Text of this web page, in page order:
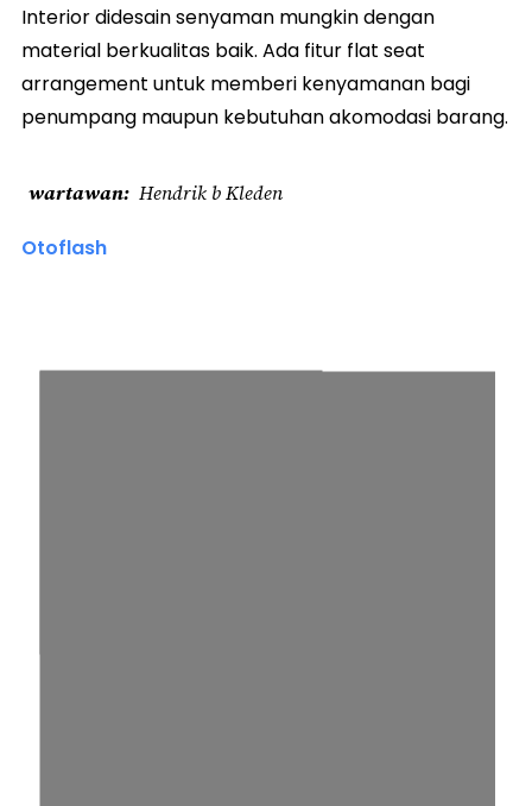
Interior didesain senyaman mungkin dengan
material berkualitas baik. Ada fitur flat seat
arrangement untuk memberi kenyamanan bagi
penumpang maupun kebutuhan akomodasi barang.
wartawan Hendrik b Kleden
Otoflash